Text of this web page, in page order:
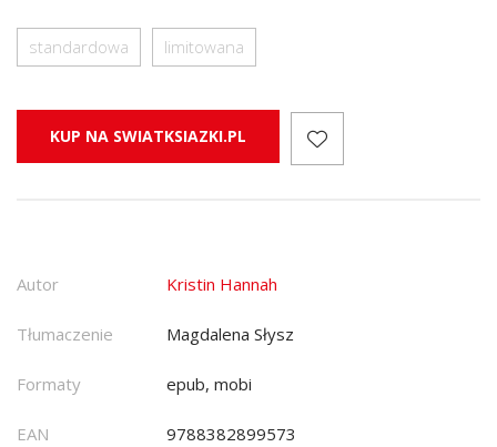
standardowa limitowana
KUP NA SWIATKSIAZKI.PL
Autor Kristin Hannah
Tłumaczenie Magdalena Słysz
Formaty epub, mobi
EAN 9788382899573